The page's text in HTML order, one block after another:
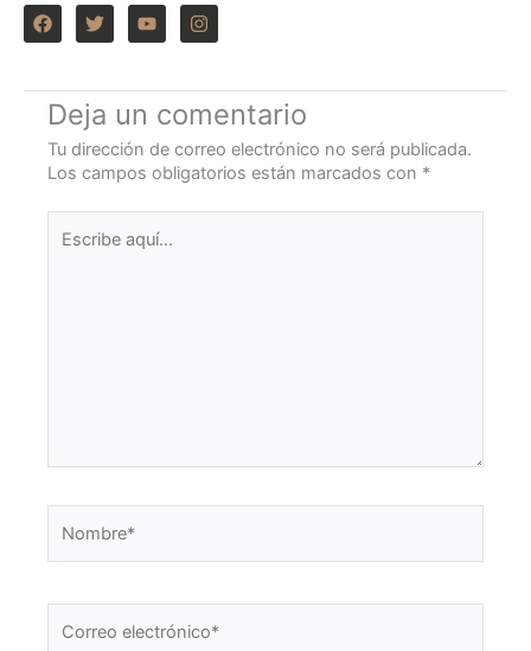
F
a
b
o
o
k
T
w
t
e
r
Y
o
u
b
e
I
n
a
g
r
a
m
Deja un comentario
Tu dirección de correo electrónico no será publicada.
Los campos obligatorios están marcados con *
aquí...
electrónico*